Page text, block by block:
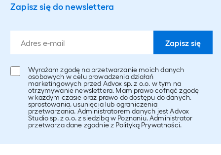
Zapisz się do newslettera
Wyrażam zgodę na przetwarzanie moich danych
osobowych w celu prowadzenia działań
marketingowych przed Advox sp. z o.o. w tym na
otrzymywanie newslettera. Mam prawo cofnąć zgodę
w każdym czasie oraz prawo do dostępu do danych,
sprostowania, usunięcia lub ograniczenia
przetwarzania. Administratorem danych jest Advox
Studio sp. z o.o. z siedzibą w Poznaniu. Administrator
przetwarza dane zgodnie z Polityką Prywatności.